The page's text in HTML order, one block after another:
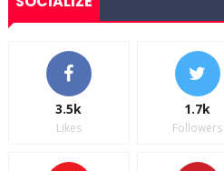
3.5k
Likes
1.7k
Followers